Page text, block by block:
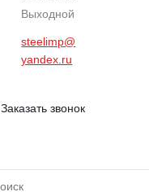
Выходной
steelimp@
yandex.ru
Заказать звонок